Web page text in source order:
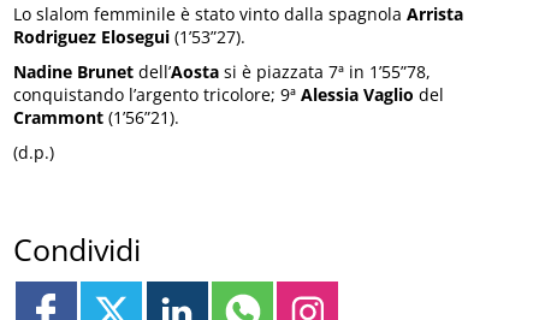
Lo slalom femminile è stato vinto dalla spagnolaArrista
Rodriguez Elosegui (1’53”27).
Nadine Brunet dell’Aosta si è piazzata 7ª in 1’55”78,
conquistando l’argento tricolore; 9ªAlessia Vaglio del
Crammont (1’56”21).
(d.p.)
Condividi